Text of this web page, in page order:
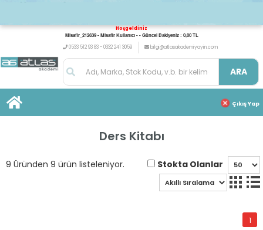
Hoşgeldiniz
Misafir_212639 - Misafir Kullanıcı - - Güncel Bakiyeniz : 0,00 TL
0533 512 93 83 - 0332 241 3059
bilgi@atlasakademiyayin.com
ARA
Çıkış Yap
Ders Kitabı
9 Üründen 9 ürün listeleniyor. Stokta Olanlar
1